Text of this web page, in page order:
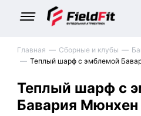
Главная Сборные и клубы
Теплый шарф с эмблемой
Теплый шарф с
Бавария Мюнхен